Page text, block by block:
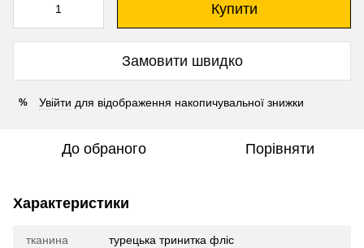
Купити
Замовити швидко
% Увійти для відображення накопичувальної знижки
До обраного Порівняти
Характеристики
тканина турецька тринитка фліс